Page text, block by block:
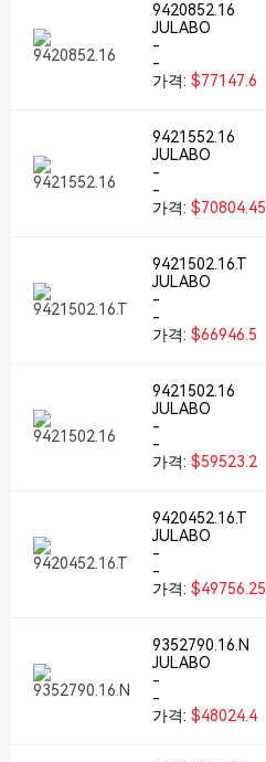
9420852.16
JULABO
-
-
가격: $77147.6
9421552.16
JULABO
-
-
가격: $70804.45
9421502.16.T
JULABO
-
-
가격: $66946.5
9421502.16
JULABO
-
-
가격: $59523.2
9420452.16.T
JULABO
-
-
가격: $49756.25
9352790.16.N
JULABO
-
-
가격: $48024.4